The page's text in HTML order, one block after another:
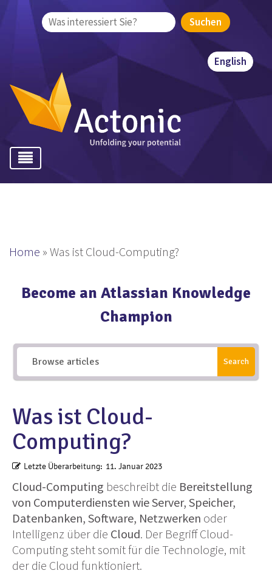
English
Suchen
Home » Was ist Cloud-Computing?
Become an Atlassian Knowledge
Champion
Search
Was ist Cloud-
Computing?
Letzte Überarbeitung: 11. Januar 2023
Cloud-Computing beschreibt die Bereitstellung
von Computerdiensten wie Server, Speicher,
Datenbanken, Software, Netzwerken oder
Intelligenz über die Cloud. Der Begriff Cloud-
Computing steht somit für die Technologie, mit
der die Cloud funktioniert.